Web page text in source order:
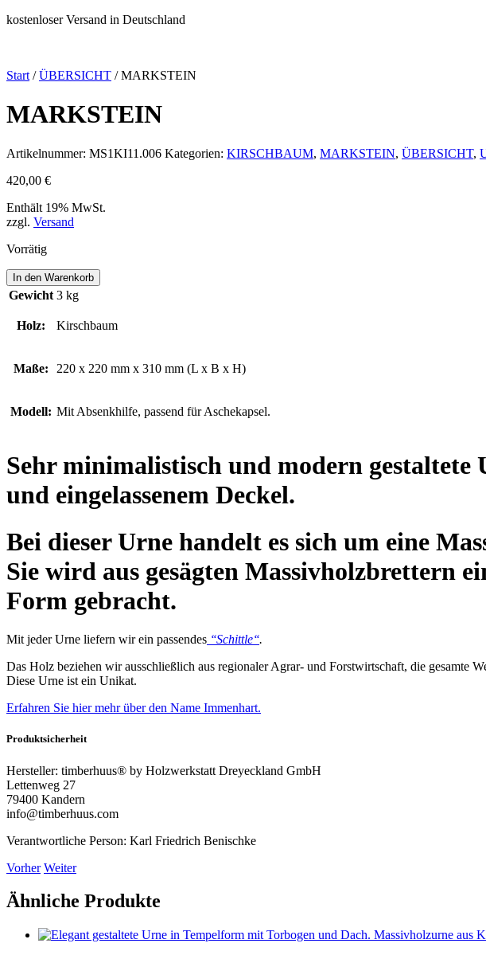
kostenloser Versand in Deutschland
Start /ÜBERSICHT / MARKSTEIN
MARKSTEIN
Artikelnummer: MS1KI11.006 Kategorien: KIRSCHBAUM, MARKSTEIN, ÜBERSICHT,
420,00 €
Enthält 19% MwSt.
zzgl. Versand
Vorrätig
MARKSTEIN
Menge
In den Warenkorb
Gewicht 3 kg
Holz: Kirschbaum
Maße: 220 x 220 mm x 310 mm (L x B x H)
Modell: Mit Absenkhilfe, passend für Aschekapsel.
Sehr minimalistisch und modern
und eingelassenem Deckel.
Bei dieser Urne handelt es sich um eine
Sie wird aus gesägten Massivholzbrettern
Form gebracht.
Mit jeder Urne liefern wir ein passendes ‘‘Schittle‘‘.
Das Holz beziehen wir ausschließlich aus regionaler Agrar- und Forstwirtschaft, die gesamte
Diese Urne ist ein Unikat.
Erfahren Sie hier mehr über den Name Immenhart.
Produktsicherheit
Hersteller: timberhuus® by Holzwerkstatt Dreyeckland GmbH
Lettenweg 27
79400 Kandern
info@timberhuus.com
Verantwortliche Person: Karl Friedrich Benischke
Vorher Weiter
Ähnliche Produkte